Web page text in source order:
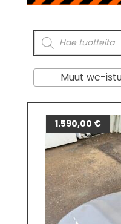
Muut wc-istuimen
1.590,00 €